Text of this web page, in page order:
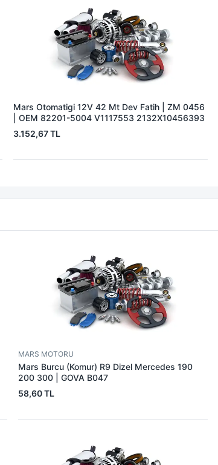
Mars Otomatigi 12V 42 Mt Dev Fatih | ZM 0456
| OEM 82201-5004 V1117553 2132X10456393
3.152,67 TL
MARS MOTORU
Mars Burcu (Komur) R9 Dizel Mercedes 190
200 300 | GOVA B047
58,60 TL